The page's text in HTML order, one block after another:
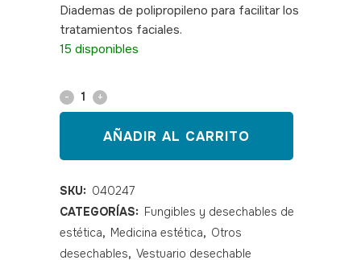
Diademas de polipropileno para facilitar los
tratamientos faciales.
15 disponibles
Diadema
desechable
100
unidades
quantity
AÑADIR AL CARRITO
SKU: 040247
CATEGORÍAS: Fungibles y desechables de
estética, Medicina estética, Otros
desechables, Vestuario desechable